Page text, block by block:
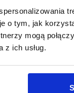
o tym, jak
mogą
z ich usług.